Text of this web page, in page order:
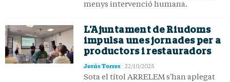
menys intervenció humana.
L'Ajuntament de Riudoms
impulsa unes jornades per a
productors i restauradors
Jesús Torres 22/10/2025
Sota el títol ARRELEM s'han aplegat